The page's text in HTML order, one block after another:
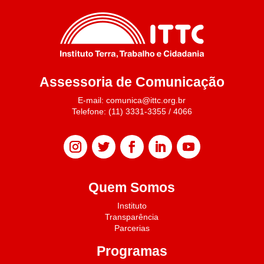
Assessoria de Comunicação
E-mail: comunica@ittc.org.br
Telefone: (11) 3331-3355 / 4066
Quem Somos
Instituto
Transparência
Parcerias
Programas